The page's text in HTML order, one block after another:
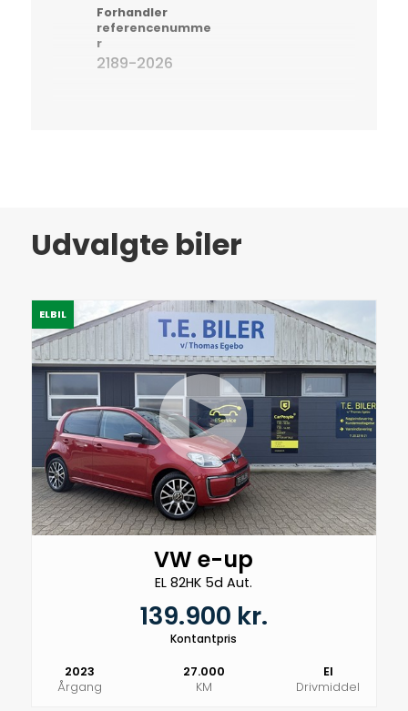
Forhandler
referencenumme
r
2189-2026
Udvalgte biler
ELBIL
VW e-up
EL 82HK 5d Aut.
139.900 kr.
Kontantpris
2023
Årgang
27.000
KM
El
Drivmiddel